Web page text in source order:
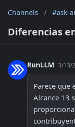
Channels / #ask-ai
Diferencias
RunLLM 3/13/
Parece que
Alcance 13